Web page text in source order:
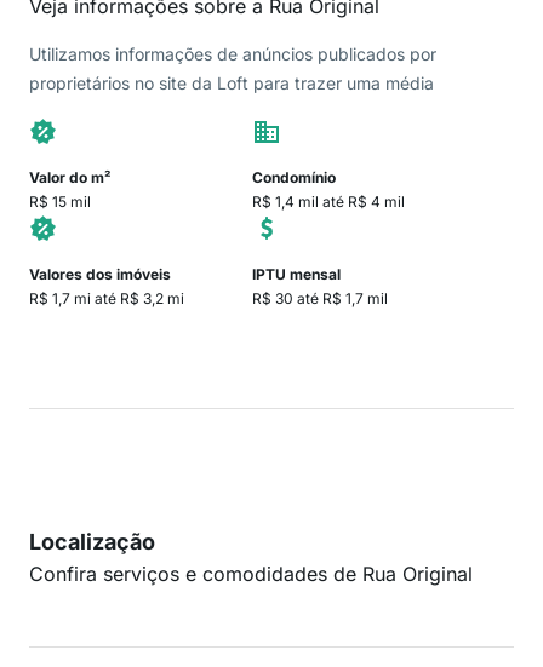
Veja informações sobre a Rua Original
Utilizamos informações de anúncios publicados por
proprietários no site da Loft para trazer uma média
Valor do m²
R$ 15 mil
Condomínio
R$ 1,4 mil até R$ 4 mil
Valores dos imóveis
R$ 1,7 mi até R$ 3,2 mi
IPTU mensal
R$ 30 até R$ 1,7 mil
Localização
Confira serviços e comodidades de Rua Original